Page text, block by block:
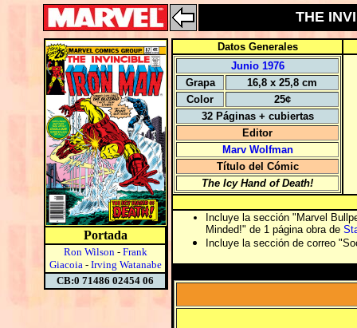
THE
Portada
Ron Wilson- Frank
Giacoia- Irving Watanabe
CB:0 71486 02454 06
Datos Generales
Junio 1976
Grapa
16,8 x 25,8 cm
Color
25¢
32 Páginas + cubiertas
Editor
Marv Wolfman
Título del Cómic
The Icy Hand of Death!
Incluye la sección "Marvel
Minded!" de 1 página obra de
Incluye la sección de correo